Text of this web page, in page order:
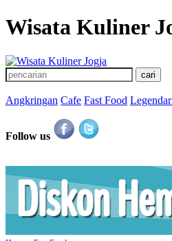
Wisata Kuliner
Angkringan Cafe Fast Food
Follow us